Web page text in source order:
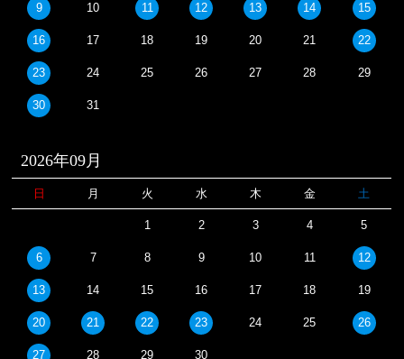
9 10 11 12 13 14 15
16 17 18 19 20 21 22
23 24 25 26 27 28 29
30 31
2026年09月
日 月 火 水 木 金 土
1 2 3 4 5
6 7 8 9 10 11 12
13 14 15 16 17 18 19
20 21 22 23 24 25 26
27 28 29 30